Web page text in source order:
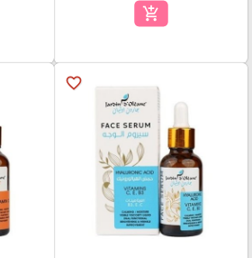
add_shopping_cart
favorite_border